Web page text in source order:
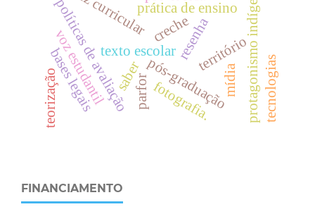
resenhaterritório
prática de ensino
texto escolar
políticas de avaliação pós-graduação protagonismo indígena
saber mídia
parfor
voz estudantil creche
bases legais tecnologias
fotografia.
teorização
FINANCIAMENTO